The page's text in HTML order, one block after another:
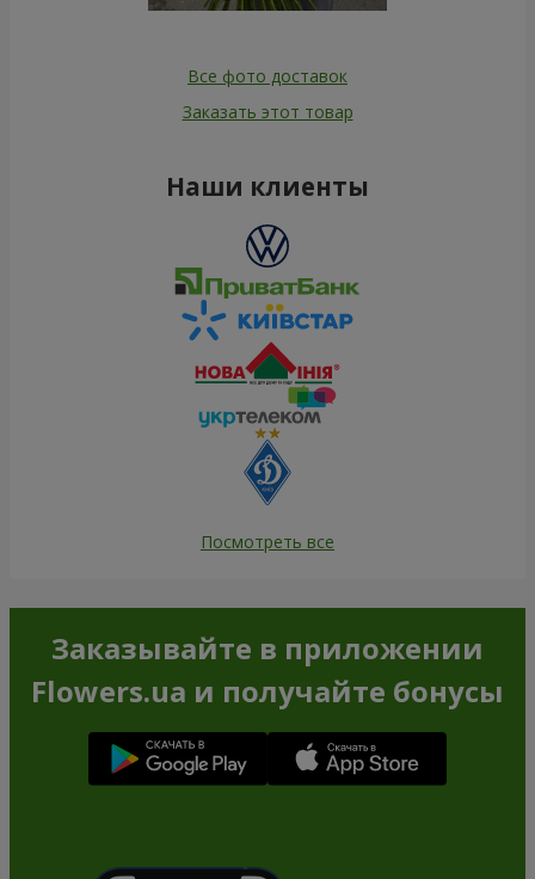
Все фото доставок
Заказать этот товар
Наши клиенты
Посмотреть все
Заказывайте в приложении
Flowers.ua и получайте бонусы